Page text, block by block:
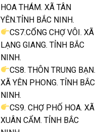
HOA THÁM. XÃ TÂN
YÊN.TỈNH BẮC NINH.
CS7.CỔNG CHỢ VÔI. XÃ
LẠNG GIANG. TỈNH BẮC
NINH.
CS8. THÔN TRUNG BẠN.
XÃ YÊN PHONG. TỈNH BẮC
NINH.
CS9. CHỢ PHỐ HOA. XÃ
XUÂN CẨM. TỈNH BẮC